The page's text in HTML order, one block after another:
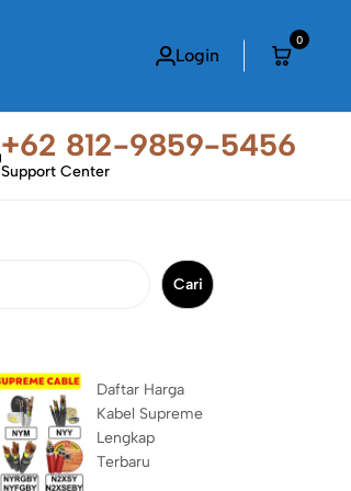
Login
0
+62 812-9859-5456
Support Center
Cari
Daftar Harga
Kabel Supreme
Lengkap
Terbaru